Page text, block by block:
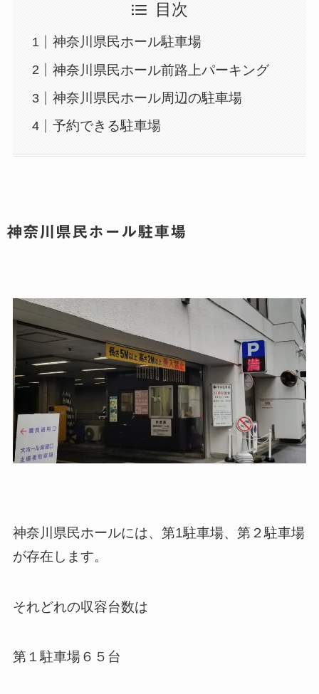
目次
神奈川県民ホール駐車場
神奈川県民ホール前路上パーキング
神奈川県民ホール周辺の駐車場
予約できる駐車場
神奈川県民ホール駐車場
神奈川県民ホールには、第1駐車場、第２駐車場
が存在します。
それどれの収容台数は
第１駐車場６５台